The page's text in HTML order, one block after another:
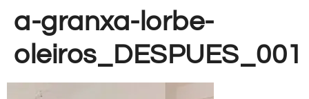
a-granxa-lorbe-
oleiros_DESPUES_001